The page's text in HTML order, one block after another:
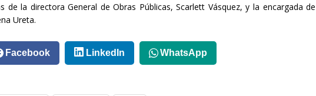
de la directora General de Obras Públicas, Scarlett Vásquez, y la encargada de
Ureta.
Facebook LinkedIn WhatsApp